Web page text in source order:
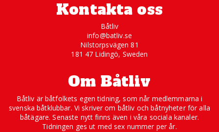
Kontakta oss
Båtliv
info@batliv.se
Nilstorpsvägen 81
181 47 Lidingö, Sweden
Om Båtliv
Båtliv är båtfolkets egen tidning, som når medlemmarna i
svenska båtklubbar. Vi skriver om båtliv och båtnyheter för alla
båtägare. Senaste nytt finns även i våra sociala kanaler.
Tidningen ges ut med sex nummer per år.